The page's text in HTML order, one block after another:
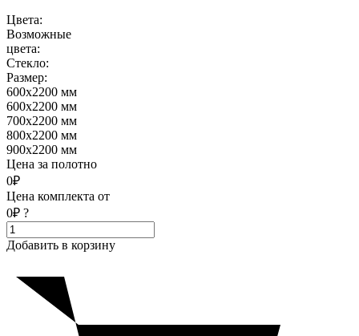
Цвета:
Возможные
цвета:
Стекло:
Размер:
600x2200 мм
600x2200 мм
700x2200 мм
800x2200 мм
900x2200 мм
Цена за полотно
0₽
Цена комплекта от
0₽ ?
Добавить в корзину